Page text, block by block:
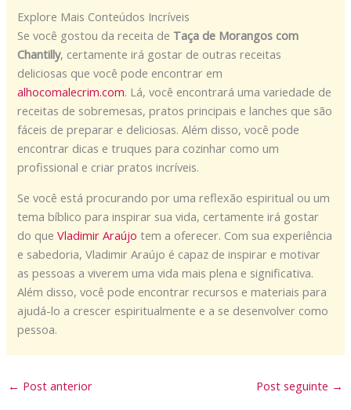
Explore Mais Conteúdos Incríveis
Se você gostou da receita de Taça de Morangos com
Chantilly, certamente irá gostar de outras receitas
deliciosas que você pode encontrar em
alhocomalecrim.com. Lá, você encontrará uma variedade de
receitas de sobremesas, pratos principais e lanches que são
fáceis de preparar e deliciosas. Além disso, você pode
encontrar dicas e truques para cozinhar como um
profissional e criar pratos incríveis.
Se você está procurando por uma reflexão espiritual ou um
tema bíblico para inspirar sua vida, certamente irá gostar
do queVladimir Araújo tem a oferecer. Com sua experiência
e sabedoria, Vladimir Araújo é capaz de inspirar e motivar
as pessoas a viverem uma vida mais plena e significativa.
Além disso, você pode encontrar recursos e materiais para
ajudá-lo a crescer espiritualmente e a se desenvolver como
pessoa.
← Post anterior Post seguinte →